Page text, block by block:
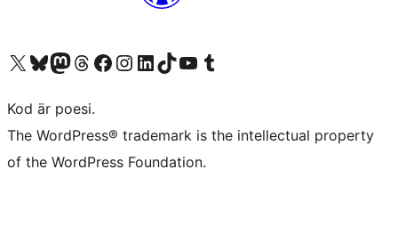
Besök vår X-konto (f.d. Twitter)
Besök vårt Bluesky-konto
Besök vårt Mastodon-konto
Besök vårt Thread-konto
Besök vår Facebook-sidaBesök vårt Instagram-konto
Besök vårt LinkedIn-konto
Besök vårt TikTok-konto
Besök vår YouTube-kanalBesök vårt Tumblr-konto
Kod är poesi.
The WordPress® trademark is the intellectual property
of the WordPress Foundation.